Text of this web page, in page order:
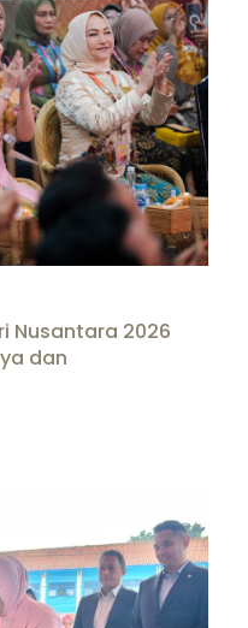
Nusantara 2026
dan